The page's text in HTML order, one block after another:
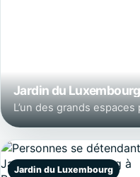
Jardin du Luxembourg
L’un des grands
Jardin du Luxembourg